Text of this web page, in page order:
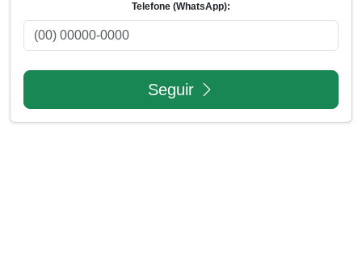
Telefone (WhatsApp):
Seguir